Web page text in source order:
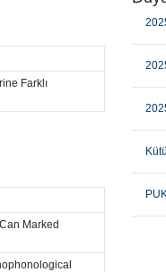
Farklı
Marked